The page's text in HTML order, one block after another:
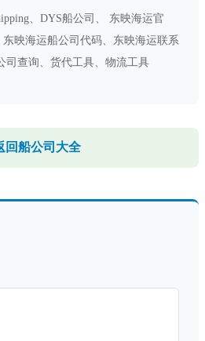
、DYS船公司、 东映海运官
映海运船公司代码、东映海运联系
司查询、货代工具、物流工具
回船公司大全